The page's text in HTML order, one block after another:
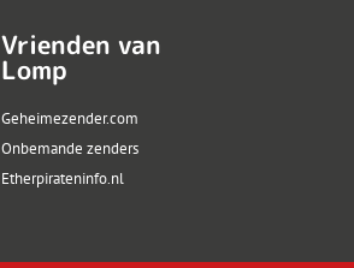
Vrienden van
Lomp
Geheimezender.com
Onbemande zenders
Etherpirateninfo.nl